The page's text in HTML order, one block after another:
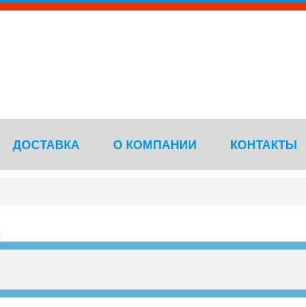
ДОСТАВКА О КОМПАНИИ КОНТАКТЫ